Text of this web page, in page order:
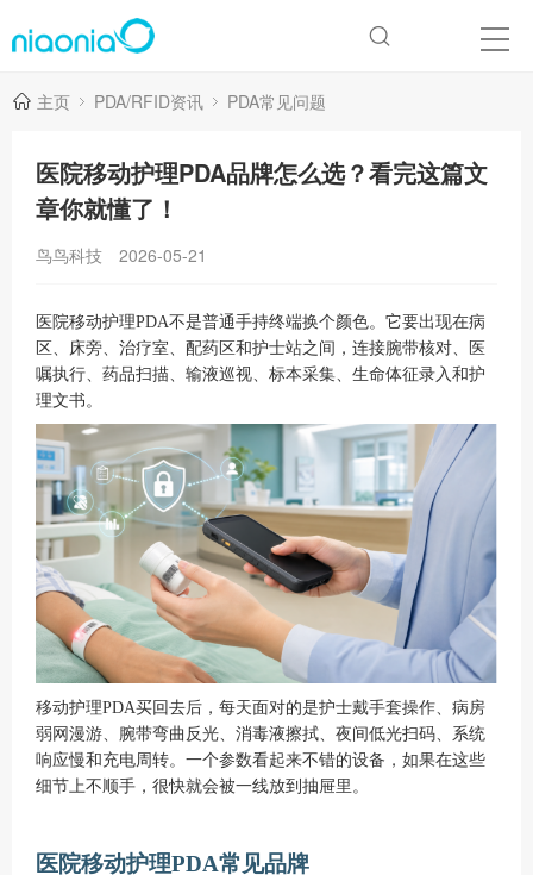
主页 PDA/RFID资讯 PDA常见问题
医院移动护理PDA品牌怎么选？看完这篇文
章你就懂了！
鸟鸟科技 2026-05-21
医院移动护理PDA不是普通手持终端换个颜色。它要出现在病
区、床旁、治疗室、配药区和护士站之间，连接腕带核对、医
嘱执行、药品扫描、输液巡视、标本采集、生命体征录入和护
理文书。
移动护理PDA买回去后，每天面对的是护士戴手套操作、病房
弱网漫游、腕带弯曲反光、消毒液擦拭、夜间低光扫码、系统
响应慢和充电周转。一个参数看起来不错的设备，如果在这些
细节上不顺手，很快就会被一线放到抽屉里。
医院移动护理PDA常见品牌